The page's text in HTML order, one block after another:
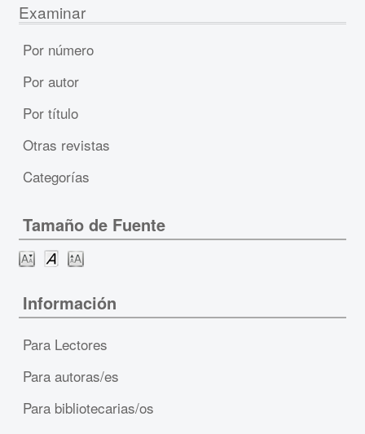
Examinar
Por número
Por autor
Por título
Otras revistas
Categorías
Tamaño de Fuente
Información
Para Lectores
Para autoras/es
Para bibliotecarias/os